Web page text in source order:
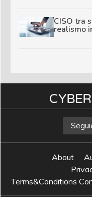
CISO tra
realismo
About
Terms&Conditions